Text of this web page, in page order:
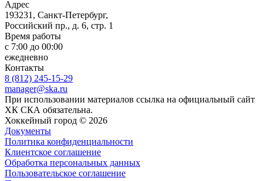
Адрес
193231, Санкт-Петербург,
Российский пр., д. 6, стр. 1
Время работы
с 7:00 до 00:00
ежедневно
Контакты
8 (812) 245-15-29
manager@ska.ru
При использовании материалов ссылка на официальный сайт
ХК СКА обязательна.
Хоккейный город © 2026
Документы
Политика конфиденциальности
Клиентское соглашение
Обработка персональных данных
Пользовательское соглашение